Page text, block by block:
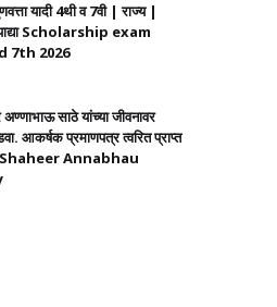
यादी 4थी व 7वी | राज्य |
याद्या Scholarship exam
7th 2026
साठे यांच्या जीवनावर
आकर्षक प्रमाणपत्र त्वरित प्राप्त
Annabhau